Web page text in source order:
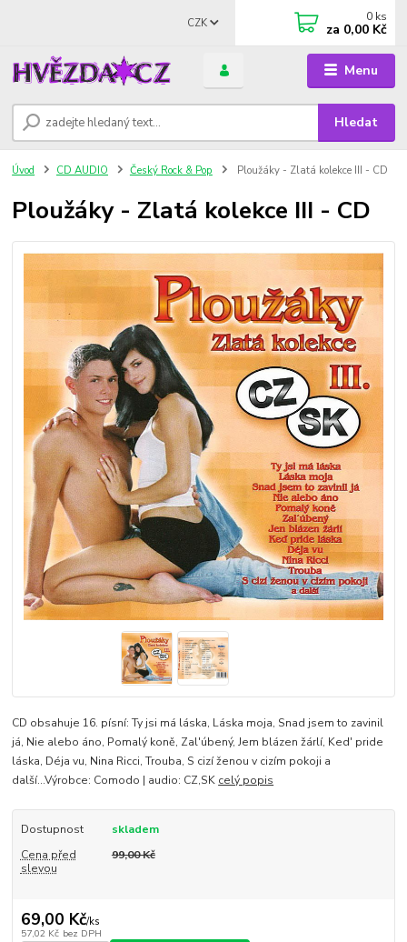
Menu
CZK
Hledat
0 ks
za 0,00 Kč
Úvod CD AUDIO Český Rock & Pop Ploužáky - Zlatá kolekce III - CD
Ploužáky - Zlatá kolekce III - CD
CD obsahuje 16. písní: Ty jsi má láska, Láska moja, Snad jsem to zavinil
já, Nie alebo áno, Pomalý koně, Zal'úbený, Jem blázen žárlí, Ked' pride
láska, Déja vu, Nina Ricci, Trouba, S cizí ženou v cizím pokoji a
další...Výrobce: Comodo | audio: CZ,SK celý popis
Dostupnost
skladem
Cena před
slevou
99,00 Kč
69,00 Kč/ks
57,02 Kč bez DPH